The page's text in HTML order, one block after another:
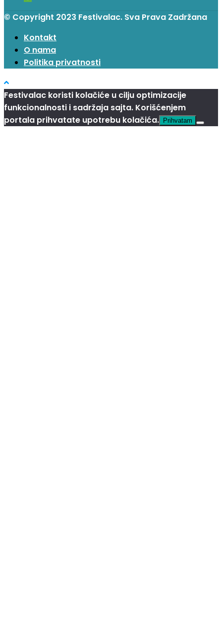
© Copyright 2023 Festivalac. Sva Prava Zadržana
Kontakt
O nama
Politika privatnosti
Festivalac koristi kolačiće u cilju optimizacije
funkcionalnosti i sadržaja sajta. Korišćenjem
portala prihvatate upotrebu kolačića.
Prihvatam